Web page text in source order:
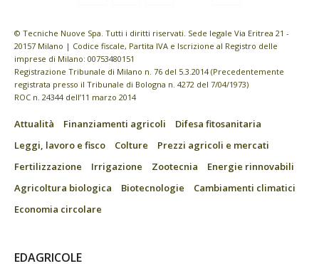
© Tecniche Nuove Spa. Tutti i diritti riservati. Sede legale Via Eritrea 21 -
20157 Milano | Codice fiscale, Partita IVA e Iscrizione al Registro delle
imprese di Milano: 00753480151
Registrazione Tribunale di Milano n. 76 del 5.3.2014 (Precedentemente
registrata presso il Tribunale di Bologna n. 4272 del 7/04/1973)
ROC n. 24344 dell’11 marzo 2014
Attualità Finanziamenti agricoli
Difesa fitosanitaria
Leggi, lavoro e fisco
Colture
Prezzi agricoli e mercati
Fertilizzazione
Irrigazione Zootecnia
Energie rinnovabili
Agricoltura biologica
Biotecnologie
Cambiamenti climatici
Economia circolare
EDAGRICOLE